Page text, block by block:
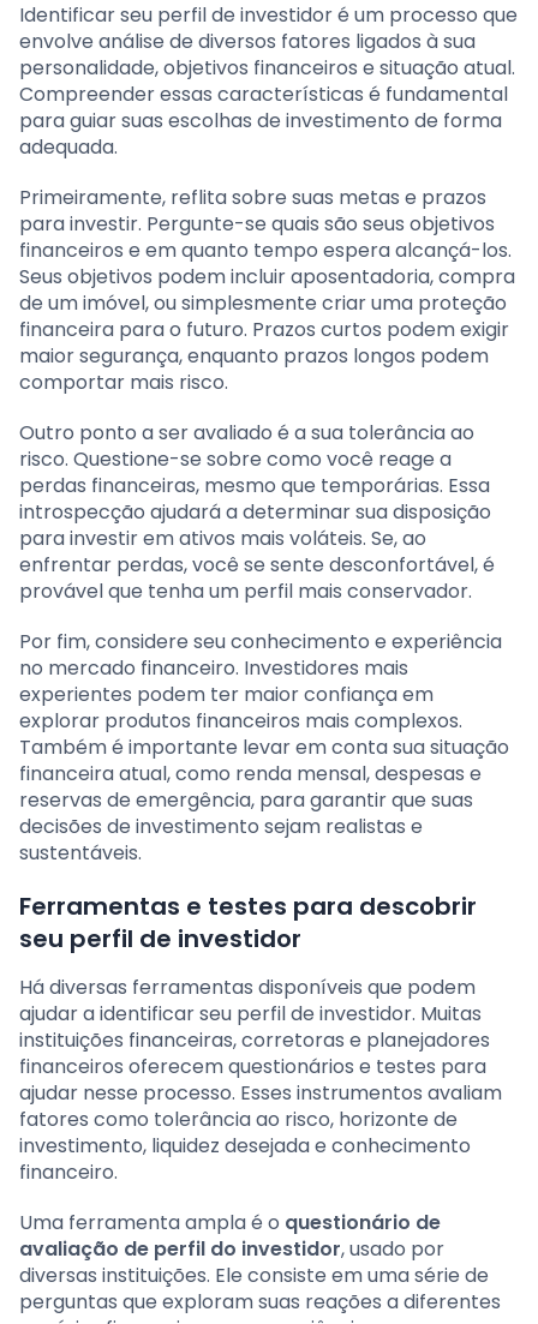
Identificar seu perfil de investidor é um processo que
envolve análise de diversos fatores ligados à sua
personalidade, objetivos financeiros e situação atual.
Compreender essas características é fundamental
para guiar suas escolhas de investimento de forma
adequada.
Primeiramente, reflita sobre suas metas e prazos
para investir. Pergunte-se quais são seus objetivos
financeiros e em quanto tempo espera alcançá-los.
Seus objetivos podem incluir aposentadoria, compra
de um imóvel, ou simplesmente criar uma proteção
financeira para o futuro. Prazos curtos podem exigir
maior segurança, enquanto prazos longos podem
comportar mais risco.
Outro ponto a ser avaliado é a sua tolerância ao
risco. Questione-se sobre como você reage a
perdas financeiras, mesmo que temporárias. Essa
introspecção ajudará a determinar sua disposição
para investir em ativos mais voláteis. Se, ao
enfrentar perdas, você se sente desconfortável, é
provável que tenha um perfil mais conservador.
Por fim, considere seu conhecimento e experiência
no mercado financeiro. Investidores mais
experientes podem ter maior confiança em
explorar produtos financeiros mais complexos.
Também é importante levar em conta sua situação
financeira atual, como renda mensal, despesas e
reservas de emergência, para garantir que suas
decisões de investimento sejam realistas e
sustentáveis.
Ferramentas e testes para descobrir
seu perfil de investidor
Há diversas ferramentas disponíveis que podem
ajudar a identificar seu perfil de investidor. Muitas
instituições financeiras, corretoras e planejadores
financeiros oferecem questionários e testes para
ajudar nesse processo. Esses instrumentos avaliam
fatores como tolerância ao risco, horizonte de
investimento, liquidez desejada e conhecimento
financeiro.
Uma ferramenta ampla é o questionário de
avaliação de perfil do investidor, usado por
diversas instituições. Ele consiste em uma série de
perguntas que exploram suas reações a diferentes